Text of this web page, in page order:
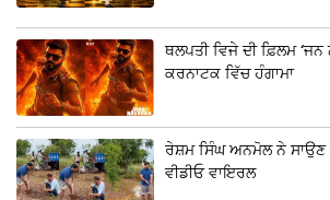
ਥਲਪਤੀ ਵਿਜੇ ਦੀ ਫ਼ਿਲਮ
ਕਰਨਾਟਕ ਵਿੱਚ ਹੰਗਾਮਾ
ਰੇਸ਼ਮ ਸਿੰਘ ਅਨਮੋਲ ਨੇ ਸਾਉਣ
ਵੀਡੀਓ ਵਾਇਰਲ